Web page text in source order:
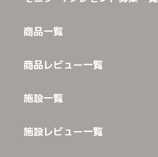
商品一覧
商品レビュー一覧
施設一覧
施設レビュー一覧